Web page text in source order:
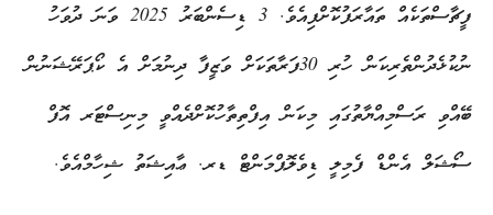
ފީޗާސްތަކެއް ތައާރަފުކޮށްފިއެވެ. 3 ޑިސެންބަރު 2025 ވަނަ ދުވަހު
ނުކުޅެދުންތެރިކަން ހުރި 30ފަރާތަކަށް ވަޒީފާ ދިނުމަށް އެ ކޯޕަރޭޝަނުން
ބޭއްވި ރަސްމިއްޔާތުގައި މިކަން އިފްތިތާހުކޮށްދެއްވީ މިނިސްޓަރ އޮފް
ސޯޝަލް އެންޑް ފެމިލީ ޑިވެލޮޕްމަންޓް ޑރ. ޢާއިޝަތު ޝިހާމްއެވެ.